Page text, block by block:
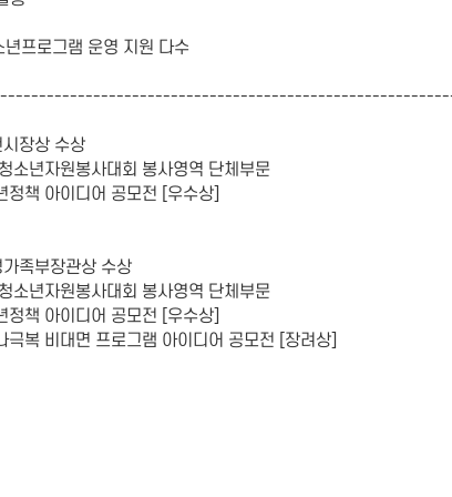
프로그램 운영 지원 다수
장상 수상
소년자원봉사대회 봉사영역 단체부문
책 아이디어 공모전 [우수상]
족부장관상 수상
소년자원봉사대회 봉사영역 단체부문
책 아이디어 공모전 [우수상]
복 비대면 프로그램 아이디어 공모전 [장려상]